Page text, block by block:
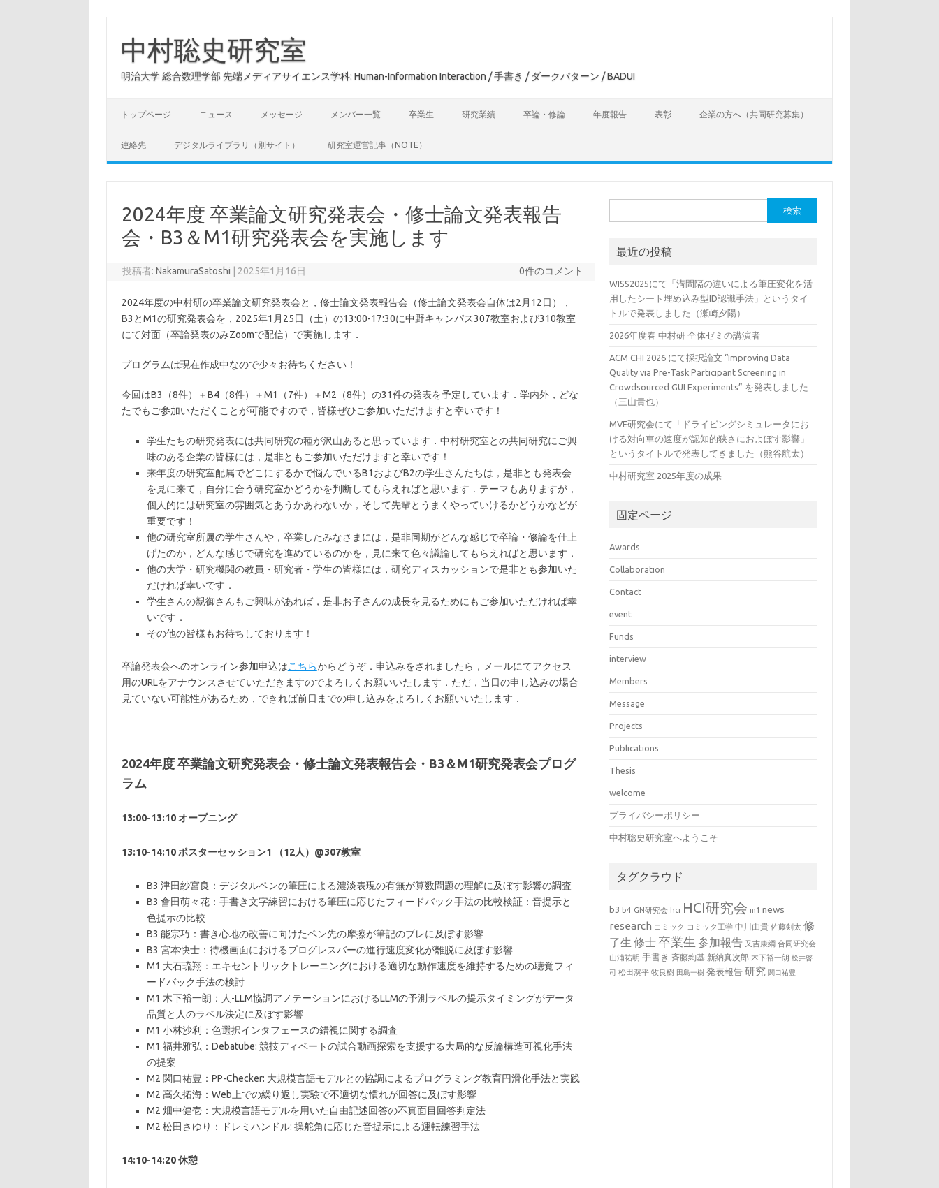
中村聡史研究室
明治大学 総合数理学部 先端メディアサイエンス学科: Human-Information Interaction / 手書き / ダークパターン / BADUI
トップページ ニュース メッセージ メンバー一覧 卒業生 研究業績 卒論・修論 年度報告 表彰 企業の方へ（共同研究募集）
連絡先 デジタルライブラリ（別サイト） 研究室運営記事（NOTE）
2024年度 卒業論文研究発表会・修士論文発表報告
会・B3＆M1研究発表会を実施します
投稿者:NakamuraSatoshi 2025年1月16日 0件のコメント
2024年度の中村研の卒業論文研究発表会と，修士論文発表報告会（修士論文発表会自体は2月12日），
B3とM1の研究発表会を，2025年1月25日（土）の13:00-17:30に中野キャンパス307教室および310教室
にて対面（卒論発表のみZoomで配信）で実施します．
プログラムは現在作成中なので少々お待ちください！
今回はB3（8件）＋B4（8件）＋M1（7件）＋M2（8件）の31件の発表を予定しています．学内外，どな
たでもご参加いただくことが可能ですので，皆様ぜひご参加いただけますと幸いです！
学生たちの研究発表には共同研究の種が沢山あると思っています．中村研究室との共同研究にご興
味のある企業の皆様には，是非ともご参加いただけますと幸いです！
来年度の研究室配属でどこにするかで悩んでいるB1およびB2の学生さんたちは，是非とも発表会
を見に来て，自分に合う研究室かどうかを判断してもらえればと思います．テーマもありますが，
個人的には研究室の雰囲気とあうかあわないか，そして先輩とうまくやっていけるかどうかなどが
重要です！
他の研究室所属の学生さんや，卒業したみなさまには，是非同期がどんな感じで卒論・修論を仕上
げたのか，どんな感じで研究を進めているのかを，見に来て色々議論してもらえればと思います．
他の大学・研究機関の教員・研究者・学生の皆様には，研究ディスカッションで是非とも参加いた
だければ幸いです．
学生さんの親御さんもご興味があれば，是非お子さんの成長を見るためにもご参加いただければ幸
いです．
その他の皆様もお待ちしております！
卒論発表会へのオンライン参加申込はこちらからどうぞ．申込みをされましたら，メールにてアクセス
用のURLをアナウンスさせていただきますのでよろしくお願いいたします．ただ，当日の申し込みの場合
見ていない可能性があるため，できれば前日までの申し込みをよろしくお願いいたします．
2024年度 卒業論文研究発表会・修士論文発表報告会・B3＆M1研究発表会プログ
ラム
13:00-13:10 オープニング
13:10-14:10 ポスターセッション1 （12人）@307教室
B3 津田紗宮良：デジタルペンの筆圧による濃淡表現の有無が算数問題の理解に及ぼす影響の調査
B3 會田萌々花：手書き文字練習における筆圧に応じたフィードバック手法の比較検証：音提示と
色提示の比較
B3 能宗巧：書き心地の改善に向けたペン先の摩擦が筆記のブレに及ぼす影響
B3 宮本快士：待機画面におけるプログレスバーの進行速度変化が離脱に及ぼす影響
M1 大石琉翔：エキセントリックトレーニングにおける適切な動作速度を維持するための聴覚フィ
ードバック手法の検討
M1 木下裕一朗：人-LLM協調アノテーションにおけるLLMの予測ラベルの提示タイミングがデータ
品質と人のラベル決定に及ぼす影響
M1 小林沙利：色選択インタフェースの錯視に関する調査
M1 福井雅弘：Debatube: 競技ディベートの試合動画探索を支援する大局的な反論構造可視化手法
の提案
M2 関口祐豊：PP-Checker: 大規模言語モデルとの協調によるプログラミング教育円滑化手法と実践
M2 高久拓海：Web上での繰り返し実験で不適切な慣れが回答に及ぼす影響
M2 畑中健壱：大規模言語モデルを用いた自由記述回答の不真面目回答判定法
M2 松田さゆり：ドレミハンドル: 操舵角に応じた音提示による運転練習手法
14:10-14:20 休憩
索:
最近の投稿
WISS2025にて「溝間隔の違いによる筆圧変化を活
用したシート埋め込み型ID認識手法」というタイ
トルで発表しました（瀬崎夕陽）
2026年度春 中村研 全体ゼミの講演者
ACM CHI 2026 にて採択論文 “Improving Data
Quality via Pre-Task Participant Screening in
Crowdsourced GUI Experiments” を発表しました
（三山貴也）
MVE研究会にて「ドライビングシミュレータにお
ける対向車の速度が認知的狭さにおよぼす影響」
というタイトルで発表してきました（熊谷航太）
中村研究室 2025年度の成果
固定ページ
Awards
Collaboration
Contact
event
Funds
interview
Members
Message
Projects
Publications
Thesis
welcome
プライバシーポリシー
中村聡史研究室へようこそ
タグクラウド
b3 b4 GN研究会 hci HCI研究会 m1 news
research コミック コミック工学 中川由貴 佐藤剣太 修
了生 修士卒業生 参加報告 又吉康綱 合同研究会
山浦祐明 手書き 斉藤絢基 新納真次郎 木下裕一朗 松井啓
司 松田滉平 牧良樹 田島一樹 発表報告 研究 関口祐豊